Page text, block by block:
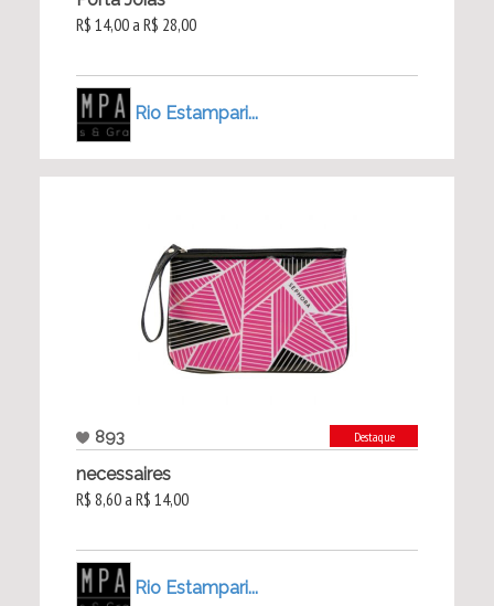
R$ 14,00 a R$ 28,00
Rio Estampari...
893 Destaque
necessaires
R$ 8,60 a R$ 14,00
Rio Estampari...